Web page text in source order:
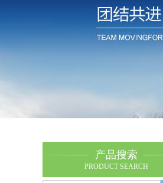
产品搜索
PRODUCT SEARCH